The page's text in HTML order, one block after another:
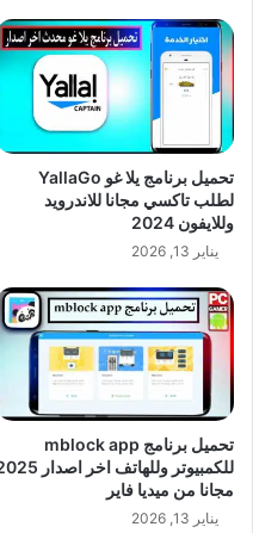
تحميل برنامج يلا غو YallaGo
لطلب تاكسي مجانا للاندرويد
وللايفون 2024
يناير 13, 2026
تحميل برنامج mblock app
للكمبيوتر وللهاتف اخر
مجانا من ميديا فاير
يناير 13, 2026